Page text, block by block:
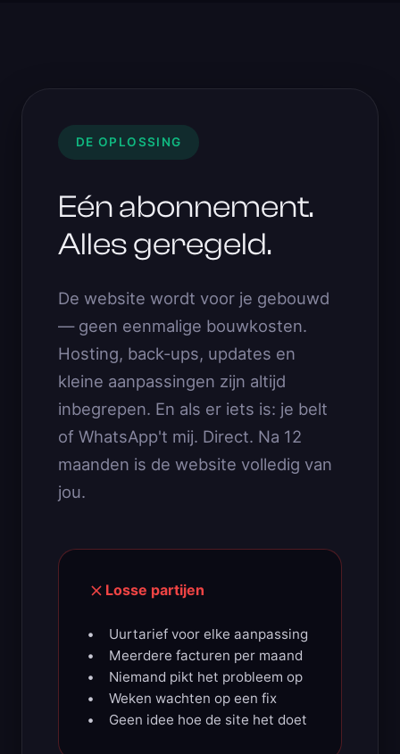
DE OPLOSSING
Eén abonnement.
Alles geregeld.
De website wordt voor je gebouwd
— geen eenmalige bouwkosten.
Hosting, back-ups, updates en
kleine aanpassingen zijn altijd
inbegrepen. En als er iets is: je belt
of WhatsApp't mij. Direct. Na 12
maanden is de website volledig van
jou.
Losse partijen
Uurtarief voor elke aanpassing
Meerdere facturen per maand
Niemand pikt het probleem op
Weken wachten op een fix
Geen idee hoe de site het doet